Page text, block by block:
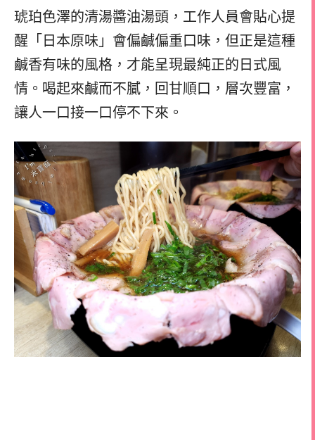
琥珀色澤的清湯醬油湯頭，工作人員會貼心提
醒「日本原味」會偏鹹偏重口味，但正是這種
鹹香有味的風格，才能呈現最純正的日式風
情。喝起來鹹而不膩，回甘順口，層次豐富，
讓人一口接一口停不下來。